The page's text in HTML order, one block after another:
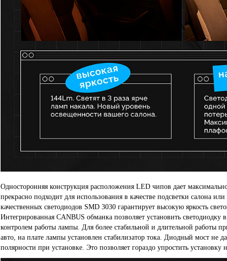
Односторонняя конструкция расположения LED чипов дает
прекрасно подходит для использования в качестве подсветки салона
качественных светодиодов SMD 3030 гарантирует высокую яркость
Интегрированная CANBUS обманка позволяет установить светодиодку
контролем работы лампы. Для более стабильной и длительной работы
авто, на плате лампы установлен стабилизатор тока. Диодный мост не
полярности при установке. Это позволяет гораздо упростить установку